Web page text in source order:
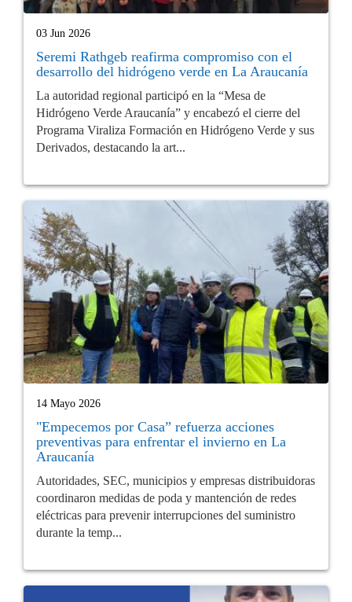
03 Jun 2026
Seremi Rathgeb reafirma compromiso con el
desarrollo del hidrógeno verde en La Araucanía
La autoridad regional participó en la “Mesa de
Hidrógeno Verde Araucanía” y encabezó el cierre del
Programa Viraliza Formación en Hidrógeno Verde y sus
Derivados, destacando la art...
14 Mayo 2026
"Empecemos por Casa” refuerza acciones
preventivas para enfrentar el invierno en La
Araucanía
Autoridades, SEC, municipios y empresas distribuidoras
coordinaron medidas de poda y mantención de redes
eléctricas para prevenir interrupciones del suministro
durante la temp...